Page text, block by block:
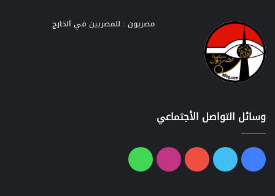
مصريون : للمصريين في الخارج
وسائل التواصل الأجتماعي
فيسبوك
تويتر يوتيوبانستقرامواتساب